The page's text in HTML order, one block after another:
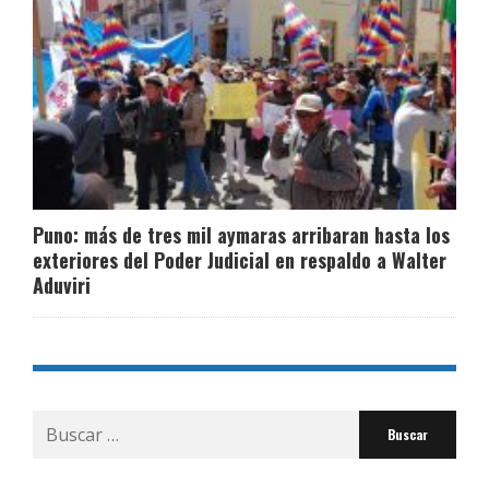
Puno: más de tres mil aymaras arribaran hasta los
exteriores del Poder Judicial en respaldo a Walter
Aduviri
Buscar
por: